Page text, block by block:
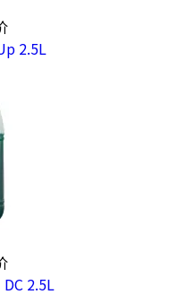
2.5L
2.5L